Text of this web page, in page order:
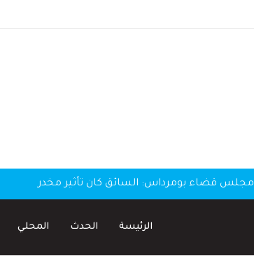
مجلس قضاء بومرداس: السائق كان تأثير مخدر
الرئيسة الحدث المحلي